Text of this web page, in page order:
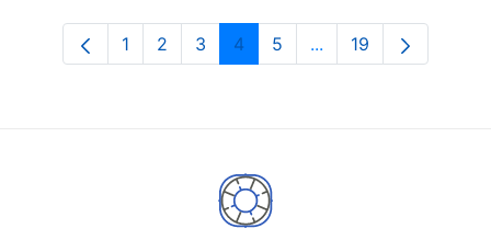
Orrialdea
1 Orrialdea
2 Orrialdea
3 Orrialdea
4 Orrialdea
5 ...Intermediate Pages
Orrialdea
19